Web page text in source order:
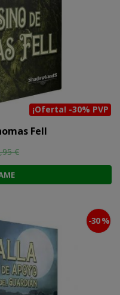
¡Oferta! -30% PVP
Fell
€
-30 %